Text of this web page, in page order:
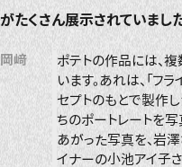
がたくさん展示されていまし
岡﨑
ポテトの作品には、
います。あれは、「フ
セプトのもとで製作
ちのポートレートを
あがった写真を、岩
イナーの小池アイ子